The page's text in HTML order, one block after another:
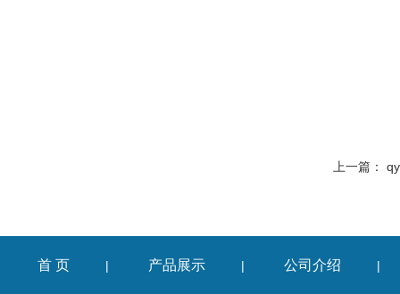
上一篇：
首 页 | 产品展示 | 公司介绍 |